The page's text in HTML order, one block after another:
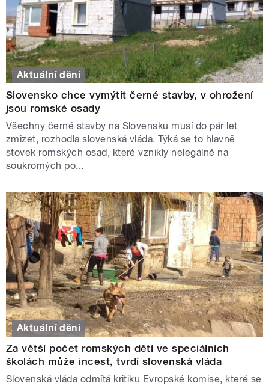
Aktuální dění
Slovensko chce vymýtit černé stavby, v ohrožení
jsou romské osady
Všechny černé stavby na Slovensku musí do pár let
zmizet, rozhodla slovenská vláda. Týká se to hlavně
stovek romských osad, které vznikly nelegálně na
soukromých po...
Aktuální dění
Za větší počet romských dětí ve speciálních
školách může incest, tvrdí slovenská vláda
Slovenská vláda odmítá kritiku Evropské komise, které se